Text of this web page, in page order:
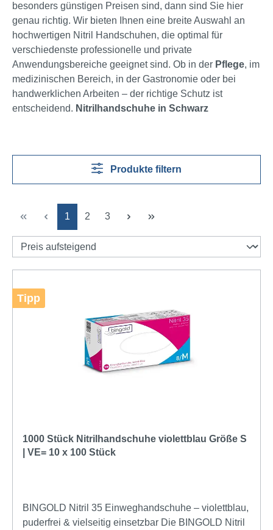
besonders günstigen Preisen sind, dann sind Sie hier
genau richtig. Wir bieten Ihnen eine breite Auswahl an
hochwertigen Nitril Handschuhen, die optimal für
verschiedenste professionelle und private
Anwendungsbereiche geeignet sind. Ob in der Pflege, im
medizinischen Bereich, in der Gastronomie oder bei
handwerklichen Arbeiten – der richtige Schutz ist
entscheidend. Nitrilhandschuhe in Schwarz
Produkte filtern
Seite
1 Seite
2 Seite
3
Tipp
1000 Stück Nitrilhandschuhe violettblau Größe S
| VE= 10 x 100 Stück
BINGOLD Nitril 35 Einweghandschuhe – violettblau,
puderfrei & vielseitig einsetzbar Die BINGOLD Nitril